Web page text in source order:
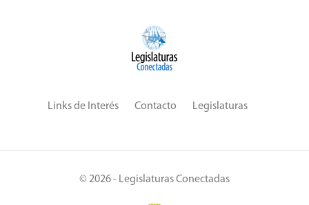
Links de Interés Contacto Legislaturas
© 2026 - Legislaturas Conectadas